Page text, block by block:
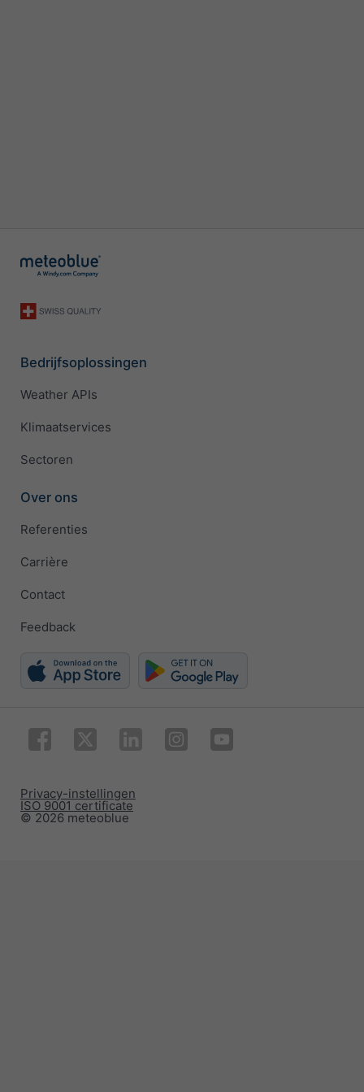
Bedrijfsoplossingen
Weather APIs
Klimaatservices
Sectoren
Over ons
Referenties
Carrière
Contact
Feedback
© 2026 meteoblue
ISO 9001 certificate
Privacy-instellingen